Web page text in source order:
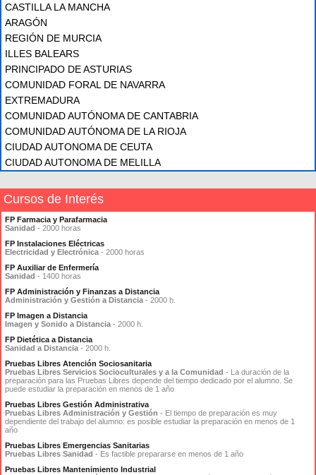
CASTILLA LA MANCHA
ARAGÓN
REGIÓN DE MURCIA
ILLES BALEARS
PRINCIPADO DE ASTURIAS
COMUNIDAD FORAL DE NAVARRA
EXTREMADURA
COMUNIDAD AUTÓNOMA DE CANTABRIA
COMUNIDAD AUTÓNOMA DE LA RIOJA
CIUDAD AUTONOMA DE CEUTA
CIUDAD AUTONOMA DE MELILLA
Cursos de Interés
FP Farmacia y Parafarmacia
Sanidad - 2000 horas
FP Instalaciones Eléctricas
Electricidad y Electrónica - 2000 horas
FP Auxiliar de Enfermería
Sanidad - 1400 horas
FP Administración y Finanzas a Distancia
Administración y Gestión a Distancia - 2000 h.
FP Imagen a Distancia
Imagen y Sonido a Distancia - 2000 h.
FP Dietética a Distancia
Sanidad a Distancia - 2000 h.
Pruebas Libres Atención Sociosanitaria
Pruebas Libres Servicios Socioculturales y a la Comunidad - La duración de la
preparación para las Pruebas Libres depende del tiempo dedicado por el alumno. Se
puede estudiar la preparación en menos de 1 año
Pruebas Libres Gestión Administrativa
Pruebas Libres Administración y Gestión - El tiempo de preparación es muy
dependiente del trabajo del alumno: es posible estudiar la preparación en menos de 1
año
Pruebas Libres Emergencias Sanitarias
Pruebas Libres Sanidad - Es factible prepararse en menos de 1 año
Pruebas Libres Mantenimiento Industrial